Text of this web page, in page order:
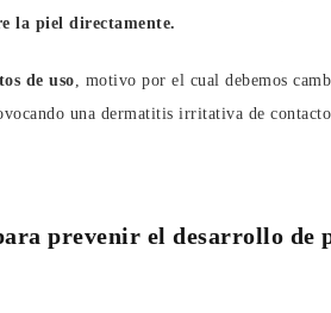
la piel directamente.
de uso, motivo por el cual debemos
una dermatitis irritativa de
prevenir el desarrollo de